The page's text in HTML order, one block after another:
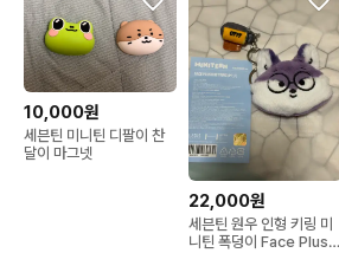
10,000원
세븐틴 미니틴 디팔이 찬
달이 마그넷
22,000원
세븐틴 원우 인형 키링 미
니틴 폭덩이 Face Plush